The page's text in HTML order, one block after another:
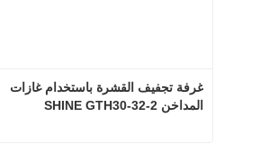
المداخن SHINE GTH30-32-2